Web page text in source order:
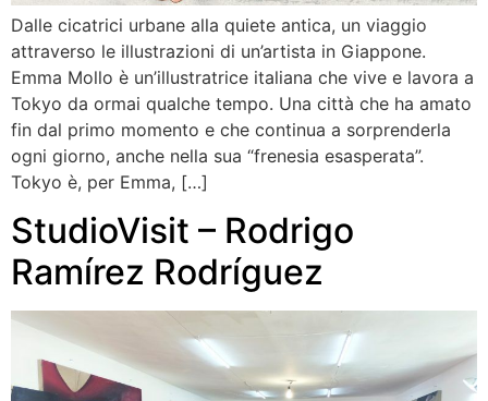
Dalle cicatrici urbane alla quiete antica, un viaggio
attraverso le illustrazioni di un’artista in Giappone.
Emma Mollo è un’illustratrice italiana che vive e lavora a
Tokyo da ormai qualche tempo. Una città che ha amato
fin dal primo momento e che continua a sorprenderla
ogni giorno, anche nella sua “frenesia esasperata”.
Tokyo è, per Emma, […]
StudioVisit – Rodrigo
Ramírez Rodríguez